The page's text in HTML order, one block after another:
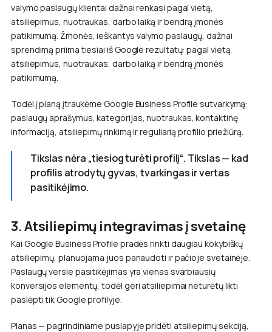
valymo paslaugų klientai dažnai renkasi pagal vietą,
atsiliepimus, nuotraukas, darbo laiką ir bendrą įmonės
patikimumą. Žmonės, ieškantys valymo paslaugų, dažnai
sprendimą priima tiesiai iš Google rezultatų: pagal vietą,
atsiliepimus, nuotraukas, darbo laiką ir bendrą įmonės
patikimumą.
Todėl į planą įtraukėme Google Business Profile sutvarkymą:
paslaugų aprašymus, kategorijas, nuotraukas, kontaktinę
informaciją, atsiliepimų rinkimą ir reguliarią profilio priežiūrą.
Tikslas nėra „tiesiog turėti profilį“. Tikslas — kad
profilis atrodytų gyvas, tvarkingas ir vertas
pasitikėjimo.
3. Atsiliepimų integravimas į svetainę
Kai Google Business Profile pradės rinkti daugiau kokybiškų
atsiliepimų, planuojama juos panaudoti ir pačioje svetainėje.
Paslaugų versle pasitikėjimas yra vienas svarbiausių
konversijos elementų, todėl geri atsiliepimai neturėtų likti
paslėpti tik Google profilyje.
Planas — pagrindiniame puslapyje pridėti atsiliepimų sekciją,